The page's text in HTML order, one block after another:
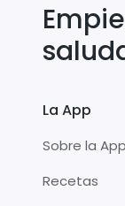
La App
Sobre la App
Recetas